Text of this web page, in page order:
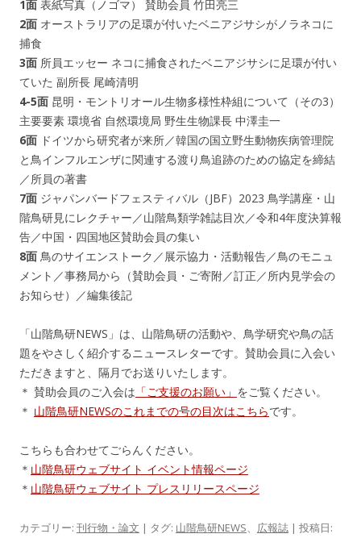
1面 表紙写真（ノゴマ） 賛助会員 竹田亮三
2面 オーストラリアの足環が付いたベニアジサシがノラネコに
捕食
3面 所員エッセー ネコに捕食されたベニアジサシに足環が付い
ていた 副所長 尾崎清明
4-5面 昆明・モントリオール生物多様性枠組について（その3）
主要要素 環境省 自然環境局 野生生物課長 中澤圭一
6面 ドイツから研究者が来所／韓国の国立野生動物疾病管理院
と鳥インフルエンザに関連する渡り鳥追跡のための協定を締結
／所員の著書
7面 ジャパンバードフェスティバル（JBF）2023 鳥学講座・山
階鳥研見にレクチャー／山階鳥類学雑誌目次／令和4年度決算報
告／中国・四国地区賛助会員の集い
8面 鳥のサイエンストーク／展示協力・活動報告／鳥のモニュ
メント／事務局から（賛助会員・ご寄附／訂正／所内見学会の
お知らせ）／編集後記
「山階鳥研NEWS」は、山階鳥研の活動や、鳥学研究や鳥の話
題をやさしく紹介するニュースレターです。賛助会員に入会い
ただきますと、隔月でお送りいたします。
＊ 賛助会員のご入会は 「ご支援のお願い」 をご覧ください。
＊ 山階鳥研NEWSのこれまでの号の目次はこちらです。
こちらも合わせてごらんください。
＊ 山階鳥研ウェブサイト イベント情報ページ
＊ 山階鳥研ウェブサイト プレスリリースページ
カテゴリー: 刊行物・論文 | タグ: 山階鳥研NEWS、 広報誌 | 投稿日: